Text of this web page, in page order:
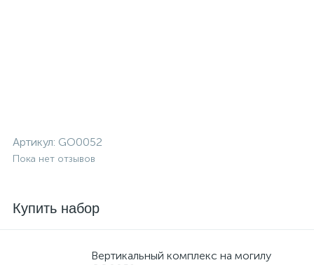
Артикул: GO0052
Пока нет отзывов
Купить набор
Вертикальный комплекс на могилу